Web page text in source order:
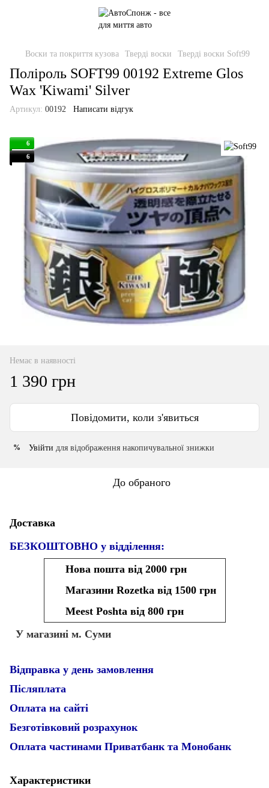
Воски та покриття кузова Тверді воски Тверді воски Soft99
Поліроль SOFT99 00192 Extreme Glos
Wax 'Kiwami' Silver
Артикул: 00192 Написати відгук
6
6
Немає в наявності
1 390 грн
Повідомити, коли з'явиться
% Увійти для відображення накопичувальної знижки
До обраного
Доставка
БЕЗКОШТОВНО у відділення:
Нова пошта від 2000 грн
Магазини Rozetka від 1500 грн
Meest Poshta від 800 грн
У магазині м. Суми
Відправка у день замовлення
Післяплата
Оплата на сайті
Безготівковий розрахунок
Оплата частинами Приватбанк та Монобанк
Характеристики